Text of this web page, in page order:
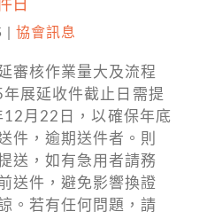
日
協會訊息
審核作業量大及流程
展延收件截止日需提
月22日，以確保年底
件，逾期送件者。則
送，如有急用者請務
送件，避免影響換證
。若有任何問題，請